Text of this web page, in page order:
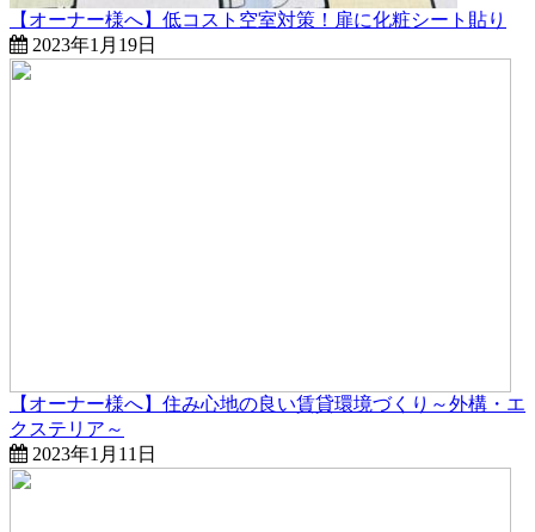
【オーナー様へ】低コスト空室対策！扉に化粧シート貼り
2023年1月19日
【オーナー様へ】住み心地の良い賃貸環境づくり～外構・エ
クステリア～
2023年1月11日